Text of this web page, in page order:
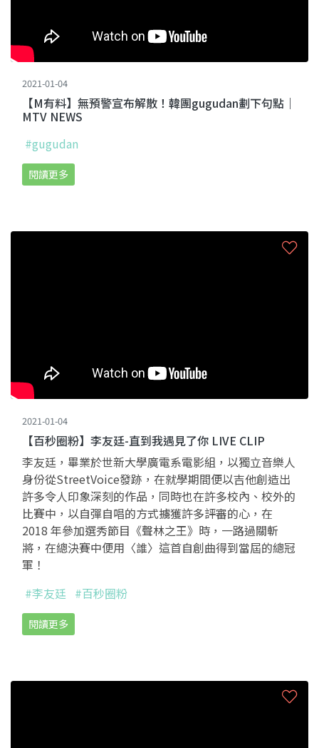
2021-01-04
【M有料】無預警宣布解散！韓團gugudan劃下句點｜
MTV NEWS
#gugudan
閱讀更多
2021-01-04
【百秒圈粉】李友廷-直到我遇見了你 LIVE CLIP
李友廷，畢業於世新大學廣電系電影組，以獨立音樂人
身份從StreetVoice發跡，在就學期間便以吉他創造出
許多令人印象深刻的作品，同時也在許多校內、校外的
比賽中，以自彈自唱的方式擄獲許多評審的心，在
2018 年參加選秀節目《聲林之王》時，一路過關斬
將，在總決賽中便用〈誰〉這首自創曲得到當屆的總冠
軍！
#李友廷 #百秒圈粉
閱讀更多